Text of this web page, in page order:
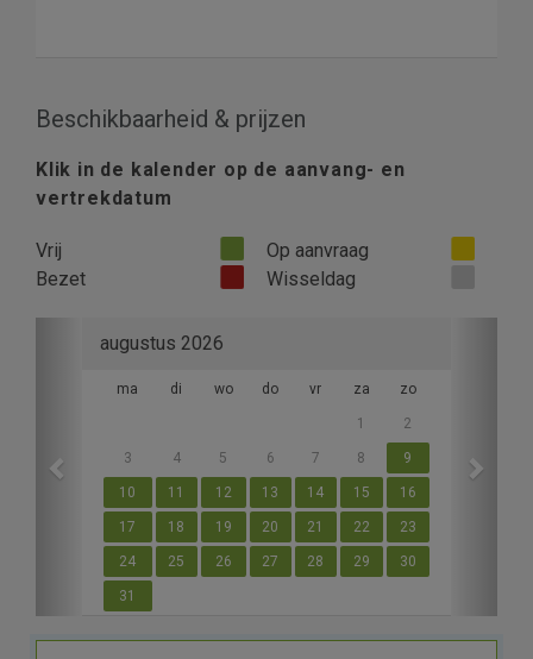
Beschikbaarheid & prijzen
Klik in de kalender op de aanvang- en
vertrekdatum
Vrij
Op aanvraag
Bezet
Wisseldag
augustus 2026
ma di wo do vr za zo
1 2
3 4 5 6 7 8 9
10 11 12 13 14 15 16
17 18 19 20 21 22 23
24 25 26 27 28 29 30
31
Previous